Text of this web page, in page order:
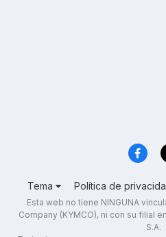
Tema Política de
Esta web no tiene NINGUNA
Company (KYMCO), ni con su filial
S.A.